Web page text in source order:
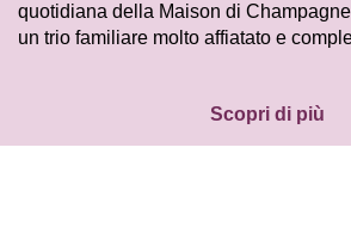
quotidiana della Maison di
un trio familiare molto affiatato e
Scopri di più